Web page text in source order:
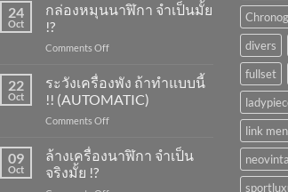
ทำ
ไง
?
24
Oct
กล่องหมุนนาฬิกา จำเป็นมั้ย
!?
Comments Offon
หมุน
จำเป็น
มั้ย
22
Oct
ระวังเครื่องพัง ถ้าทำแบบนี้
!! (AUTOMATIC)
Comments Offon
เครื่อง
09
Oct
ล้างเครื่องนาฬิกา จำเป็น
จริงมั้ย !?
divers
fullset
link men